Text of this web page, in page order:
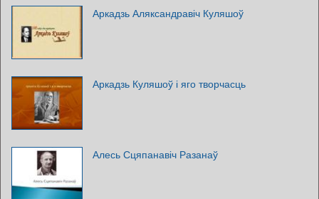
Аркадзь Аляксандравіч Куляшоў
Аркадзь Куляшоў і яго творчасць
Алесь Сцяпанавіч Разанаў